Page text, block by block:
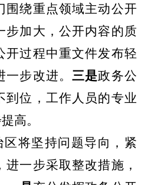
围绕重点领域主动公开
步加大，公开内容的质
开过程中重文件发布轻
一步改进。三是政务公
到位，工作人员的专业
高。
区将坚持问题导向，紧
进一步采取整改措施，